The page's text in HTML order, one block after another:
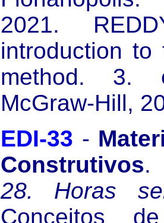
2021.
introduction to
method. 3.
McGraw-Hill,
EDI-33 -
Construtivos
28. Horas
Conceitos